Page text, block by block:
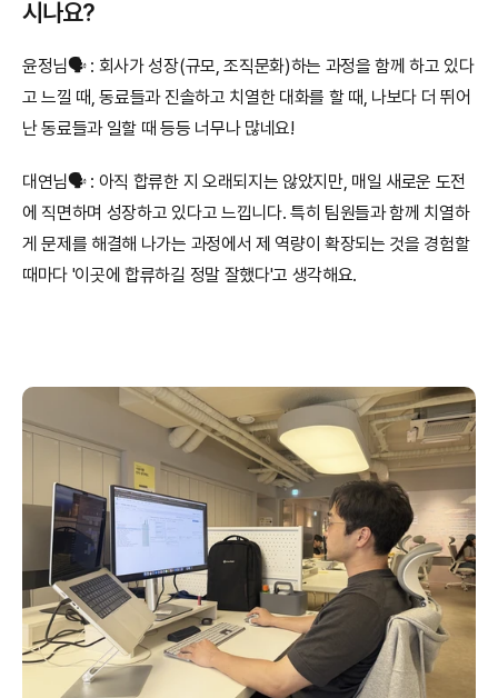
시나요?
윤정님🗣️ : 회사가 성장(규모, 조직문화)하는 과정을 함께 하고 있다
고 느낄 때, 동료들과 진솔하고 치열한 대화를 할 때, 나보다 더 뛰어
난 동료들과 일할 때 등등 너무나 많네요!
대연님🗣️ : 아직 합류한 지 오래되지는 않았지만, 매일 새로운 도전
에 직면하며 성장하고 있다고 느낍니다. 특히 팀원들과 함께 치열하
게 문제를 해결해 나가는 과정에서 제 역량이 확장되는 것을 경험할
때마다 '이곳에 합류하길 정말 잘했다'고 생각해요.